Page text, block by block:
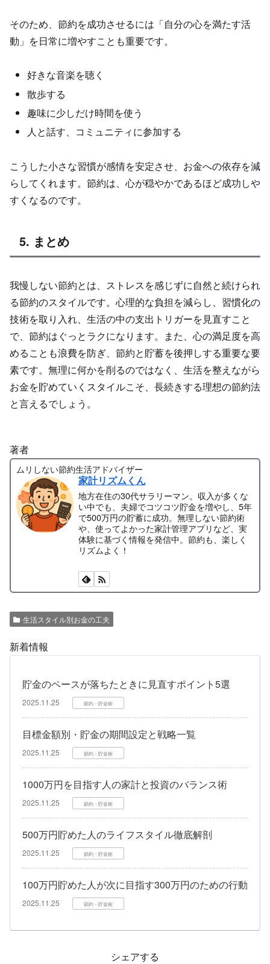
そのため、節約を成功させるには「自分の心を満たす活
動」を日常に増やすことも重要です。
好きな音楽を聴く
散歩する
趣味に少しだけ時間を使う
人と話す、コミュニティに参加する
こうした小さな習慣が感情を安定させ、お金への依存を減
らしてくれます。節約は、心が穏やかであるほど成功しや
すくなるのです。
5. まとめ
我慢しない節約とは、ストレスを感じずに自然と続けられ
る節約のスタイルです。心理的な負担を減らし、習慣化の
技術を取り入れ、生活の中の支出トリガーを見直すこと
で、節約はぐっとラクになります。また、心の満足度を高
めることも浪費を防ぎ、節約と貯蓄を後押しする重要な要
素です。無理に何かを削るのではなく、生活を整えながら
お金を貯めていくスタイルこそ、長続きする理想の節約法
と言えるでしょう。
著者
ムリしない節約生活アドバイザー
家計リズムくん
地方在住の30代サラリーマン。収入が多くな
い中でも、夫婦でコツコツ貯金を増やし、5年
で500万円の貯蓄に成功。無理しない節約術
や、使ってよかった家計管理アプリなど、実
体験に基づく情報を発信中。節約も、楽しく
リズムよく！
生活スタイル別お金の工夫
新着情報
貯金のペースが落ちたときに見直すポイント5選
2025.11.25 節約・貯金術
目標金額別・貯金の期間設定と戦略一覧
2025.11.25 節約・貯金術
1000万円を目指す人の家計と投資のバランス術
2025.11.25 節約・貯金術
500万円貯めた人のライフスタイル徹底解剖
2025.11.25 節約・貯金術
100万円貯めた人が次に目指す300万円のための行動
2025.11.25 節約・貯金術
シェアする